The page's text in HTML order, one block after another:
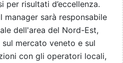
risultati d’eccellenza.
manager sarà responsabile
dell'area del Nord-Est,
mercato veneto e sul
con gli operatori locali,